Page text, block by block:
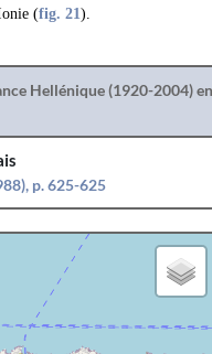
(fig. 21).
Hellénique (1920-2004) en
p. 625-625